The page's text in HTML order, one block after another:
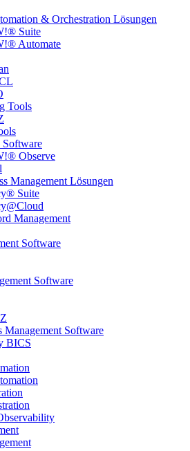
& Orchestration Lösungen
Suite
Automate
Tools
Observe
Management Lösungen
Suite
Management
Software
Software
Management Software
BICS